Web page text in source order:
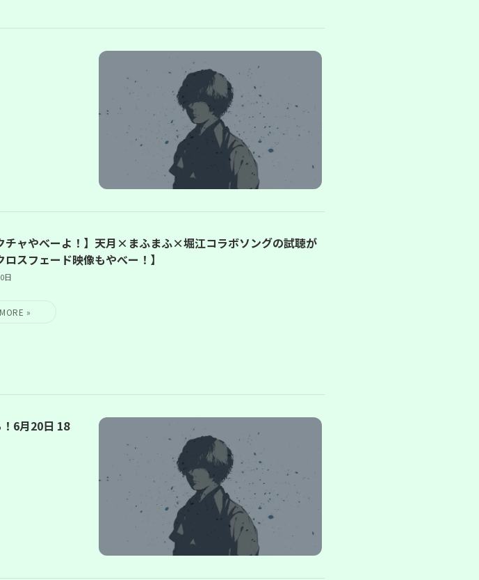
チャやべーよ！】天月×まふまふ×堀江コラボソングの試聴が
スフェード映像もやべー！】
日
6月20日 18